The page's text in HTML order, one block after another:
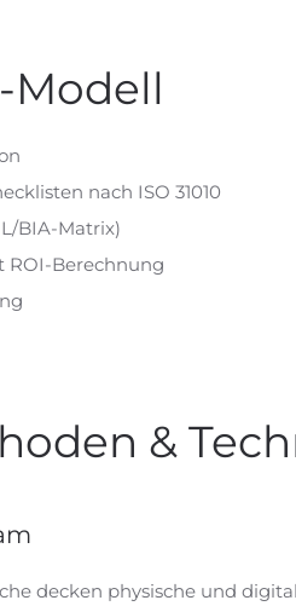
Modell
nach ISO 31010
BIA-Matrix)
Berechnung
&
decken physische und